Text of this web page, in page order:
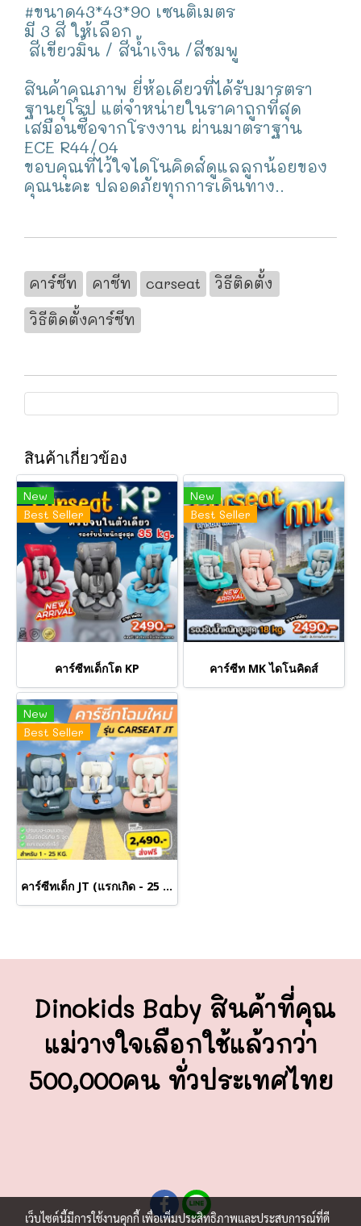
#ขนาด43*43*90 เซนติเมตร
มี​ 3​ สี​ ให้เลือ​ก
สีเขียวมิ้น / สีน้ำเงิน /สีชมพู
สินค้าคุณภาพ​ ยี่ห้อเดียวที่ได้รับมารตรา
ฐานยุโรป แต่จำหน่ายในราคาถูกที่สุด​
เสมือนซื้อจากโรงงาน ผ่านมาตราฐาน
ECE R44/04
ขอบคุณที่ไว้ใจไดโนคิดส์ดูแลลูกน้อยของ
คุณนะคะ ปลอดภัยทุกการเดินทาง..
คาร์ซีท คาซีท carseat
วิธีติดตั้ง
วิธีติดตั้งคาร์ซีท
สินค้าเกี่ยวข้อง
New
Best Seller
คาร์ซีทเด็กโต KP
New
Best Seller
คาร์ซีท MK ไดโนคิดส์
New
Best Seller
คาร์ซีทเด็ก JT (แรกเกิด - 25 กิโลกรัม)
Dinokids Baby สินค้าที่คุณ
แม่วางใจเลือกใช้แล้วกว่า
500,000คน ทั่วประเทศไทย
เว็บไซต์นี้มีการใช้งานคุกกี้ เพื่อเพิ่มประสิทธิภาพและประสบการณ์ที่ดี